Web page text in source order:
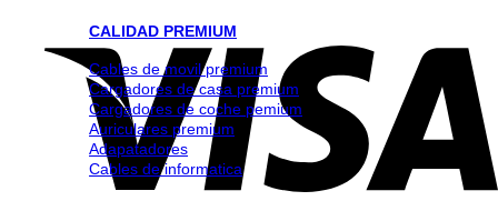
CALIDAD PREMIUM
Cables de movil premium
Cargadores de casa premium
Cargadores de coche pemium
Auriculares premium
Adapatadores
Cables de informatica